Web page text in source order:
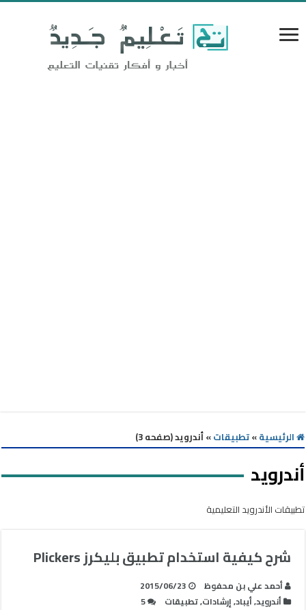
الرئيسية»تطبيقات»أندرويد (صفحه 3)
أندرويد
تطبيقات الأندرويد التعليمية
شرح كيفية استخدام تطبيق بليكرز Plickers
أحمد علي بن محفوظ
2015/06/23
أندرويد,أيباد,إرشادات,تطبيقات 5